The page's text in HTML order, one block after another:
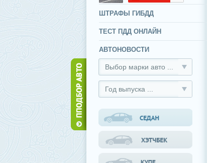
ШТРАФЫ ГИБДД
ТЕСТ ПДД ОНЛАЙН
АВТОНОВОСТИ
Выбор марки авто ...
Год выпуска ...